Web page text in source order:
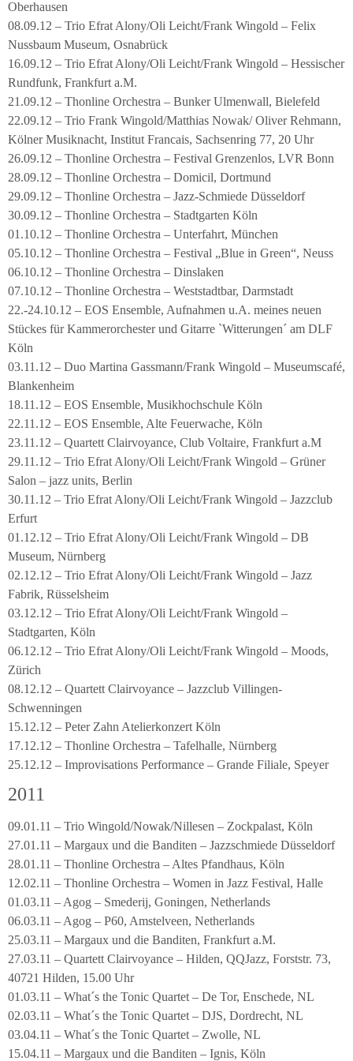
Oberhausen
08.09.12 – Trio Efrat Alony/Oli Leicht/Frank Wingold – Felix
Nussbaum Museum, Osnabrück
16.09.12 – Trio Efrat Alony/Oli Leicht/Frank Wingold – Hessischer
Rundfunk, Frankfurt a.M.
21.09.12 – Thonline Orchestra – Bunker Ulmenwall, Bielefeld
22.09.12 – Trio Frank Wingold/Matthias Nowak/ Oliver Rehmann,
Kölner Musiknacht, Institut Francais, Sachsenring 77, 20 Uhr
26.09.12 – Thonline Orchestra – Festival Grenzenlos, LVR Bonn
28.09.12 – Thonline Orchestra – Domicil, Dortmund
29.09.12 – Thonline Orchestra – Jazz-Schmiede Düsseldorf
30.09.12 – Thonline Orchestra – Stadtgarten Köln
01.10.12 – Thonline Orchestra – Unterfahrt, München
05.10.12 – Thonline Orchestra – Festival „Blue in Green“, Neuss
06.10.12 – Thonline Orchestra – Dinslaken
07.10.12 – Thonline Orchestra – Weststadtbar, Darmstadt
22.-24.10.12 – EOS Ensemble, Aufnahmen u.A. meines neuen
Stückes für Kammerorchester und Gitarre `Witterungen´ am DLF
Köln
03.11.12 – Duo Martina Gassmann/Frank Wingold – Museumscafé,
Blankenheim
18.11.12 – EOS Ensemble, Musikhochschule Köln
22.11.12 – EOS Ensemble, Alte Feuerwache, Köln
23.11.12 – Quartett Clairvoyance, Club Voltaire, Frankfurt a.M
29.11.12 – Trio Efrat Alony/Oli Leicht/Frank Wingold – Grüner
Salon – jazz units, Berlin
30.11.12 – Trio Efrat Alony/Oli Leicht/Frank Wingold – Jazzclub
Erfurt
01.12.12 – Trio Efrat Alony/Oli Leicht/Frank Wingold – DB
Museum, Nürnberg
02.12.12 – Trio Efrat Alony/Oli Leicht/Frank Wingold – Jazz
Fabrik, Rüsselsheim
03.12.12 – Trio Efrat Alony/Oli Leicht/Frank Wingold –
Stadtgarten, Köln
06.12.12 – Trio Efrat Alony/Oli Leicht/Frank Wingold – Moods,
Zürich
08.12.12 – Quartett Clairvoyance – Jazzclub Villingen-
Schwenningen
15.12.12 – Peter Zahn Atelierkonzert Köln
17.12.12 – Thonline Orchestra – Tafelhalle, Nürnberg
25.12.12 – Improvisations Performance – Grande Filiale, Speyer
2011
09.01.11 – Trio Wingold/Nowak/Nillesen – Zockpalast, Köln
27.01.11 – Margaux und die Banditen – Jazzschmiede Düsseldorf
28.01.11 – Thonline Orchestra – Altes Pfandhaus, Köln
12.02.11 – Thonline Orchestra – Women in Jazz Festival, Halle
01.03.11 – Agog – Smederij, Goningen, Netherlands
06.03.11 – Agog – P60, Amstelveen, Netherlands
25.03.11 – Margaux und die Banditen, Frankfurt a.M.
27.03.11 – Quartett Clairvoyance – Hilden, QQJazz, Forststr. 73,
40721 Hilden, 15.00 Uhr
01.03.11 – What´s the Tonic Quartet – De Tor, Enschede, NL
02.03.11 – What´s the Tonic Quartet – DJS, Dordrecht, NL
03.04.11 – What´s the Tonic Quartet – Zwolle, NL
15.04.11 – Margaux und die Banditen – Ignis, Köln